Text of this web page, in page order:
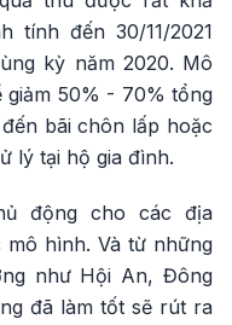
tính đến 30/11/2021
kỳ năm 2020. Mô
50% - 70% tổng
bãi chôn lấp hoặc
lý tại hộ gia đình.
động cho các địa
hình. Và từ những
như Hội An, Đông
đã làm tốt sẽ rút ra